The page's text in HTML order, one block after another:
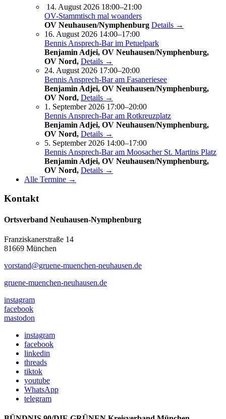
14. August 2026 18:00–21:00
OV-Stammtisch mal woanders
OV Neuhausen/Nymphenburg Details →
16. August 2026 14:00–17:00
Bennis Ansprech-Bar im Petuelpark
Benjamin Adjei, OV Neuhausen/Nymphenburg,
OV Nord, Details →
24. August 2026 17:00–20:00
Bennis Ansprech-Bar am Fasaneriesee
Benjamin Adjei, OV Neuhausen/Nymphenburg,
OV Nord, Details →
1. September 2026 17:00–20:00
Bennis Ansprech-Bar am Rotkreuzplatz
Benjamin Adjei, OV Neuhausen/Nymphenburg,
OV Nord, Details →
5. September 2026 14:00–17:00
Bennis Ansprech-Bar am Moosacher St. Martins Platz
Benjamin Adjei, OV Neuhausen/Nymphenburg,
OV Nord, Details →
Alle Termine →
Kontakt
Ortsverband Neuhausen-Nymphenburg
Franziskanerstraße 14
81669 München
vorstand@gruene-muenchen-neuhausen.de
gruene-muenchen-neuhausen.de
instagram
facebook
mastodon
instagram
facebook
linkedin
threads
tiktok
youtube
WhatsApp
telegram